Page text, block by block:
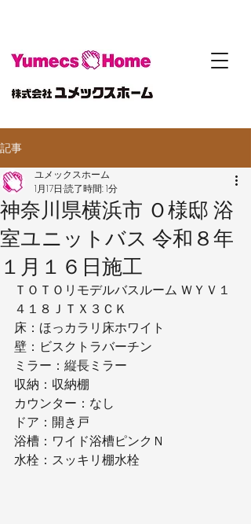
記事
神奈川県横浜市 Ｏ様邸 浴
室ユニットバス 令和８年
１月１６日施工
ユメックスホーム
1月17日 読了時間: 1分
ＴＯＴＯリモデルバスルーム ＷＹＶ１
４１８ＪＴＸ３ＣＫ
床：ほっカラリ床ホワイト
壁：ビスクトラバーチン
ミラー：縦長ミラー
収納：収納棚
カウンター：なし
ドア：開き戸
浴槽：ワイド浴槽ピンクＮ
水栓：スッキリ棚水栓